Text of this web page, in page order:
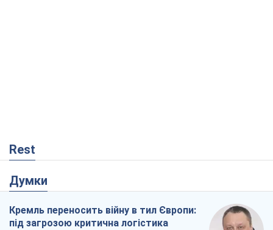
Rest
Думки
Кремль переносить війну в тил Європи:
під загрозою критична логістика